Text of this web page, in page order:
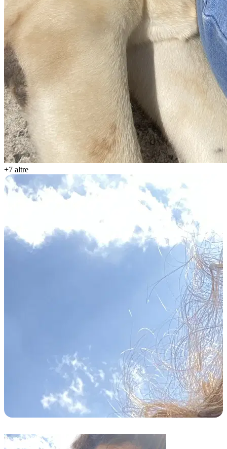
+7 altre